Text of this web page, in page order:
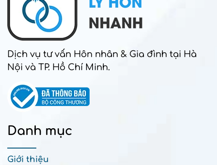
Dịch vụ tư vấn Hôn nhân & Gia đình tại Hà
Nội và TP. Hồ Chí Minh.
Danh mục
Giới thiệu